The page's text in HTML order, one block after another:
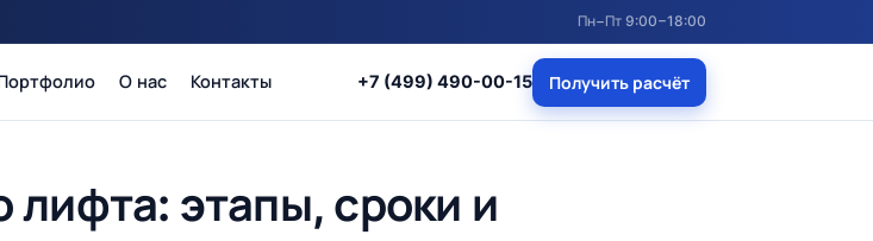
Пн−Пт 9:00−18:00
О нас Контакты +7 (499) 490-00-15 Получить расчёт
лифта: этапы, сроки и